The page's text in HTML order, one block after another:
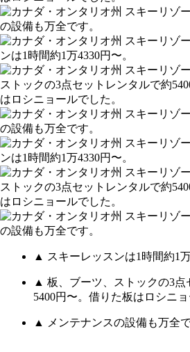
▲ スキーレッスンは1時間約1万
▲ 板、ブーツ、ストックの3点
5400円〜。借りた板はロシニョ
▲ メンテナンスの設備も万全で